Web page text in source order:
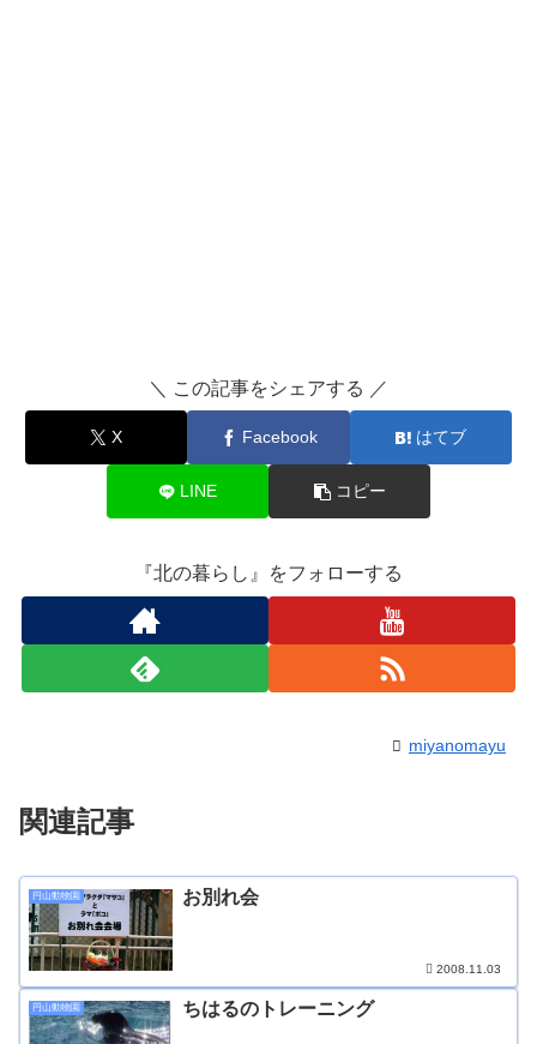
＼ この記事をシェアする ／
X Facebook はてブ
LINE コピー
『北の暮らし』をフォローする
miyanomayu
関連記事
円山動物園 お別れ会
2008.11.03
円山動物園 ちはるのトレーニング